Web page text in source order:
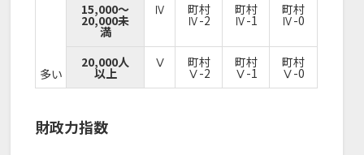
多い
15,000～
20,000未
満
Ⅳ 町村
Ⅳ-2
町村
Ⅳ-1
町村
Ⅳ-0
20,000人
以上
Ⅴ 町村
Ⅴ-2
町村
Ⅴ-1
町村
Ⅴ-0
財政力指数